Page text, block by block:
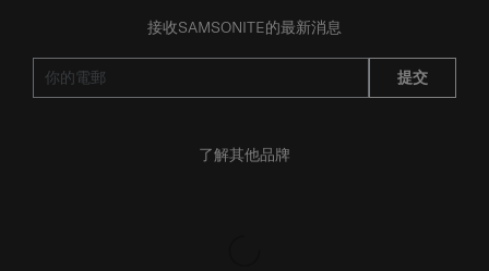
接收SAMSONITE的最新消息
提交
了解其他品牌